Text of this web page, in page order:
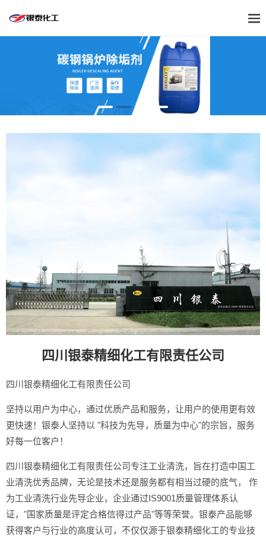
四川银泰精细化工有限责任公司
四川银泰精细化工有限责任公司
坚持以用户为中心，通过优质产品和服务，让用户的使用更有效
更快速！银泰人坚持以 "科技为先导，质量为中心"的宗旨，服务
好每一位客户！
四川银泰精细化工有限责任公司专注工业清洗，旨在打造中国工
业清洗优秀品牌，无论是技术还是服务都有相当过硬的底气， 作
为工业清洗行业先导企业，企业通过IS9001质量管理体系认
证，"国家质量是评定合格信得过产品"等等荣誉。银泰产品能够
获得客户与行业的高度认可，不仅仅源于银泰精细化工的专业技